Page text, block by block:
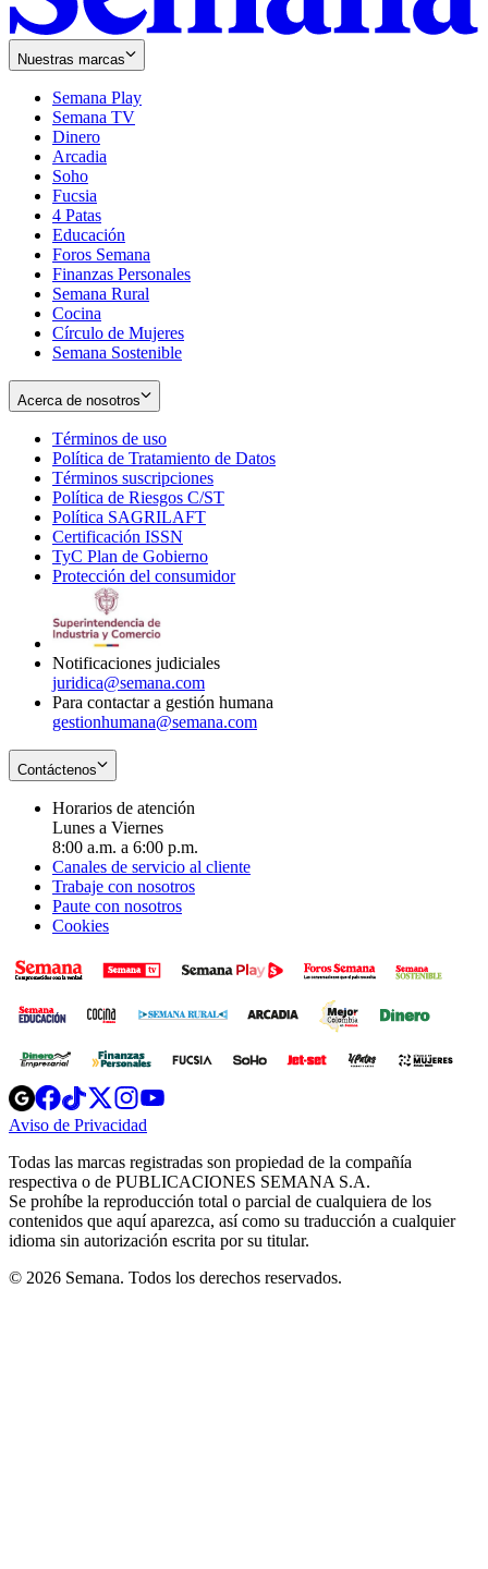
Nuestras marcas
Semana Play
Semana TV
Dinero
Arcadia
Soho
in
new
window
Fucsia
in
new
window
4 Patas
Educación
Foros Semana
Finanzas Personales
Semana Rural
Cocina
Círculo de Mujeres
Semana Sostenible
Acerca de nosotros
Términos de uso
in
new
window
Política de Tratamiento de Datos
Términos suscripciones
in
Política de Riesgos C/ST
Política SAGRILAFT
new
window
Certificación ISSN
in
new
TyC Plan de Gobierno
in
Protección del consumidorOpens
Notificaciones judiciales
juridica@semana.com
Para contactar a gestión humana
gestionhumana@semana.com
Contáctenos
Horarios de atención
Lunes a Viernes
8:00 a.m. a 6:00 p.m.
Canales de servicio al cliente
Trabaje con nosotros
Paute con nosotros
Cookies
Opens
in
new
Opens
in
new
Opens
in
new
window
Opens
new
windowwindow
Aviso de Privacidad
new
window
Todas las marcas registradas son propiedad de la compañía
respectiva o de PUBLICACIONES SEMANA S.A.
Se prohíbe la reproducción total o parcial de cualquiera de los
contenidos que aquí aparezca, así como su traducción a cualquier
idioma sin autorización escrita por su titular.
© 2026 Semana. Todos los derechos reservados.